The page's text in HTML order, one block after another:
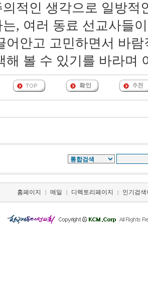
의적인 생각으로 일방적
는, 여러 동료 선교사들
어안고 고민하면서 바
해 볼 수 있기를 바라며
홈페이지 | 메일 | 디렉토리페이지 | 인기검색